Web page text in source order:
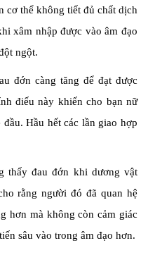
cơ thể không tiết đủ chất dịch
xâm nhập được vào âm đạo
ngột.
đớn càng tăng để đạt được
điếu này khiến cho bạn nữ
Hầu hết các lần giao hợp
thấy đau đớn khi dương vật
rằng người đó đã quan hệ
hơn mà không còn cảm giác
sâu vào trong âm đạo hơn.